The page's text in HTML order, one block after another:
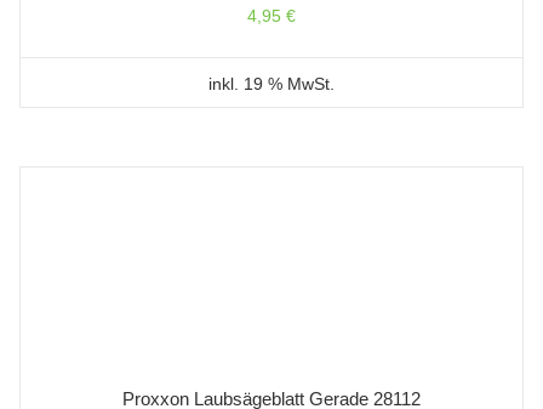
4,95 €
inkl. 19 % MwSt.
Proxxon Laubsägeblatt Gerade 28112